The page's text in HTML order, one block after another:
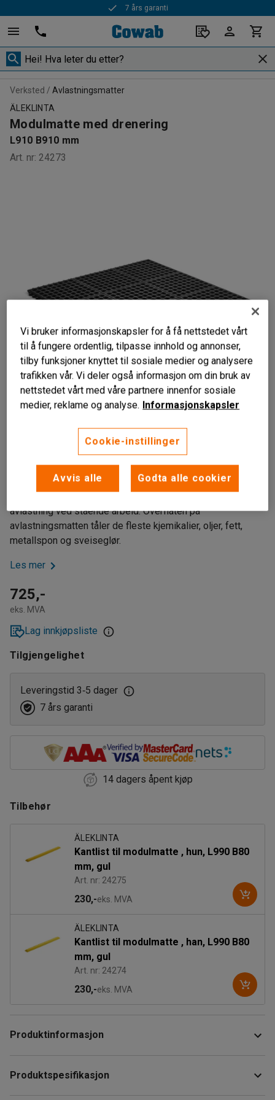
7 års garanti
Verksted
Avlastningsmatter
ÄLEKLINTA
Modulmatte med drenering
L910 B910 mm
Art. nr: 24273
Enkel å tilpasse
Gir god avlastning
Høy dreneringskapasitet
Slitesterk modulmatte med drenering som gir god
avlastning ved stående arbeid. Overflaten på
avlastningsmatten tåler de fleste kjemikalier, oljer, fett,
metallspon og sveiseglør.
Les mer
725,-
eks. MVA
Lag innkjøpsliste
Tilgjengelighet
Leveringstid 3‑5 dager
7 års garanti
14 dagers åpent kjøp
Tilbehør
ÄLEKLINTA
Kantlist til modulmatte , hun, L990 B80
mm, gul
Art. nr: 24275
230,-eks. MVA
ÄLEKLINTA
Kantlist til modulmatte , han, L990 B80
mm, gul
Art. nr: 24274
230,-eks. MVA
Produktinformasjon
bruk i tøffe omgivelser. Overflatelaget på gummimatten er
Produktspesifikasjon
Vi bruker informasjonskapsler for å få nettstedet vårt
til å fungere ordentlig, tilpasse innhold og annonser,
tilby funksjoner knyttet til sosiale medier og analysere
trafikken vår. Vi deler også informasjon om din bruk av
nettstedet vårt med våre partnere innenfor sosiale
medier, reklame og analyse. Informasjonskapsler
Cookie-instillinger
Avvis alle Godta alle cookier